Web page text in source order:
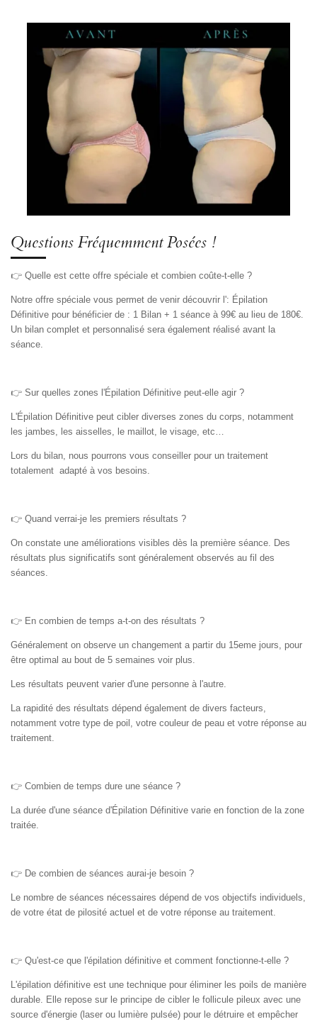
Questions Fréquemment Posées !
👉 Quelle est cette offre spéciale et combien coûte-t-elle ?
Notre offre spéciale vous permet de venir découvrir l': Épilation
Définitive pour bénéficier de : 1 Bilan + 1 séance à 99€ au lieu de 180€.
Un bilan complet et personnalisé sera également réalisé avant la
séance.
👉 Sur quelles zones l'Épilation Définitive peut-elle agir ?
L'Épilation Définitive peut cibler diverses zones du corps, notamment
les jambes, les aisselles, le maillot, le visage, etc…
Lors du bilan, nous pourrons vous conseiller pour un traitement
totalement adapté à vos besoins.
👉 Quand verrai-je les premiers résultats ?
On constate une améliorations visibles dès la première séance. Des
résultats plus significatifs sont généralement observés au fil des
séances.
👉 En combien de temps a-t-on des résultats ?
Généralement on observe un changement a partir du 15eme jours, pour
être optimal au bout de 5 semaines voir plus.
Les résultats peuvent varier d'une personne à l'autre.
La rapidité des résultats dépend également de divers facteurs,
notamment votre type de poil, votre couleur de peau et votre réponse au
traitement.
👉 Combien de temps dure une séance ?
La durée d'une séance d'Épilation Définitive varie en fonction de la zone
traitée.
👉 De combien de séances aurai-je besoin ?
Le nombre de séances nécessaires dépend de vos objectifs individuels,
de votre état de pilosité actuel et de votre réponse au traitement.
👉 Qu'est-ce que l'épilation définitive et comment fonctionne-t-elle ?
L'épilation définitive est une technique pour éliminer les poils de manière
durable. Elle repose sur le principe de cibler le follicule pileux avec une
source d'énergie (laser ou lumière pulsée) pour le détruire et empêcher